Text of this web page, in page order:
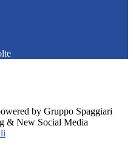
by Gruppo Spaggiari
& New Social Media